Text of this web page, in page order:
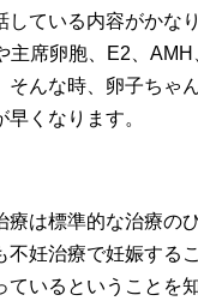
している内容がかな
主席卵胞、E2、
そんな時、卵子ちゃ
くなります。
療は標準的な治療の
不妊治療で妊娠する
ているということを